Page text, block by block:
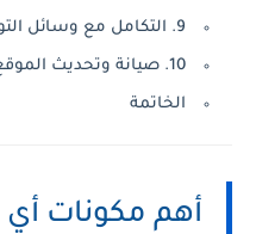
9. التكامل مع وسائل التواصل الاجتماعي
10. صيانة وتحديث الموقع
الخاتمة
أهم مكونات أي